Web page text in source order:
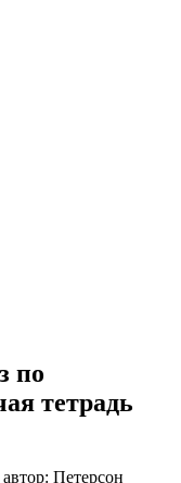
по
тетрадь